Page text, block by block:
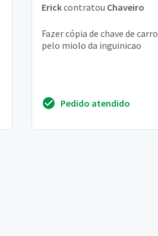
Erickcontratou Chaveiro
Fazer cópia de chave de carro
pelo miolo da inguinicao
Pedido atendido